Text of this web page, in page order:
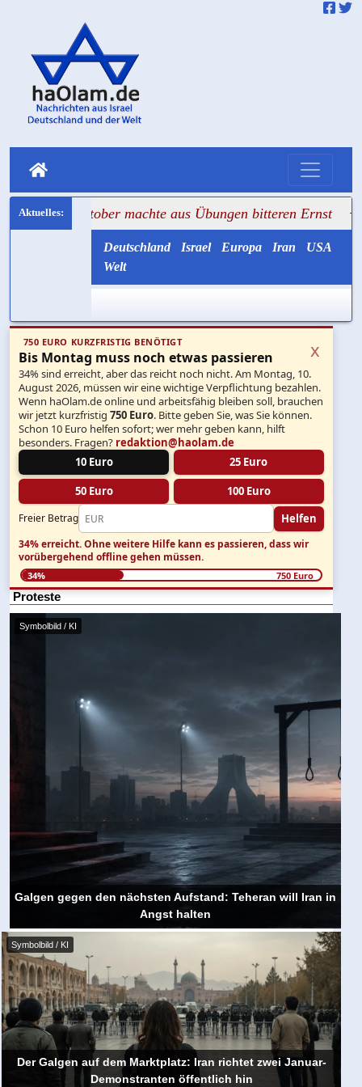
machte aus Übungen bitteren Ernst +++
Deutschland Israel Europa Iran
USA
Welt
750 EURO KURZFRISTIG BENÖTIGT
Bis Montag muss noch etwas passieren
34% sind erreicht, aber das reicht noch nicht. Am Montag, 10.
August 2026, müssen wir eine wichtige Verpflichtung bezahlen.
Wenn haOlam.de online und arbeitsfähig bleiben soll, brauchen
wir jetzt kurzfristig750 Euro. Bitte geben Sie, was Sie können.
Schon 10 Euro helfen sofort; wer mehr geben kann, hilft
besonders. Fragen? redaktion@haolam.de
10 Euro
25 Euro
50 Euro 100 Euro
Freier Betrag Helfen
x
34% erreicht.Ohne weitere Hilfe kann es passieren, dass wir
vorübergehend offline gehen müssen.
34% 750 Euro
Proteste
Symbolbild / KI
Galgen gegen den nächsten Aufstand: Teheran will Iran in
Angst halten
Symbolbild / KI
Der Galgen auf dem Marktplatz: Iran richtet zwei Januar-
Demonstranten öffentlich hin